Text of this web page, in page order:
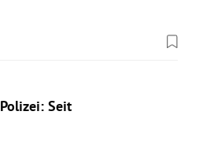
Seit